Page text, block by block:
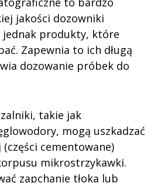
jakości dozowniki
jednak produkty, które
Zapewnia to ich długą
dozowanie próbek do
takie jak
mogą uszkadzać
cementowane)
mikrostrzykawki.
zapchanie tłoka lub